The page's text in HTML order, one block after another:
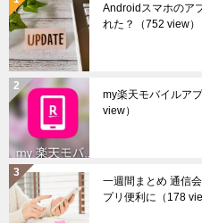
Androidスマホのア
れた？
（752 view）
my楽天モバイルア
view）
一週間まとめ 通信
プリ便利に （178